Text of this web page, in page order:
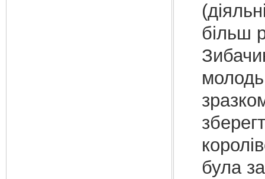
більш
молодь
була